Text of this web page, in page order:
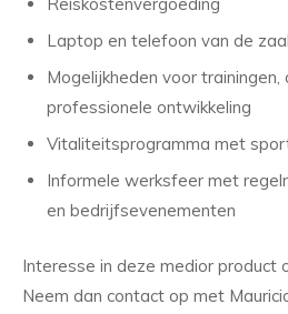
Reiskostenvergoeding
Laptop en telefoon van de
Mogelijkheden voor trainingen,
professionele ontwikkeling
Vitaliteitsprogramma met
Informele werksfeer met
en bedrijfsevenementen
Interesse in deze medior product
Neem dan contact op met